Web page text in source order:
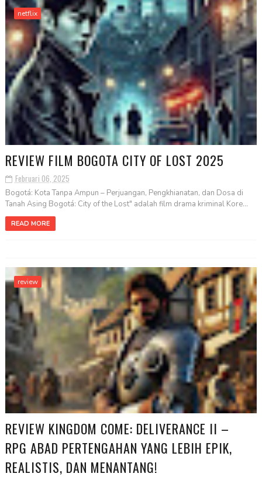
netflix
REVIEW FILM BOGOTA CITY OF LOST 2025
Februari 06, 2025
Bogotá: Kota Tanpa Ampun – Perjuangan, Pengkhianatan, dan Dosa di
Tanah Asing Bogotá: City of the Lost" adalah film drama kriminal Kore...
READ MORE
review
REVIEW KINGDOM COME: DELIVERANCE II –
RPG ABAD PERTENGAHAN YANG LEBIH EPIK,
REALISTIS, DAN MENANTANG!